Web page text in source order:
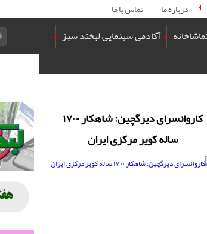
درباره ما تماس با ما
آکادمی سینمایی لبخند سبز
کاروانسرای دیرگچین: شاهکار ۱۷۰۰
ساله کویر مرکزی ایران